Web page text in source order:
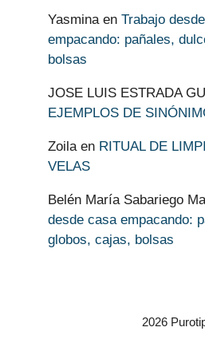
Yasmina en Trabajo
empacando: pañales,
bolsas
JOSE LUIS ESTRADA
EJEMPLOS DE
Zoila en RITUAL DE
VELAS
Belén María Sabariego
desde casa empacando:
globos, cajas, bolsas
2026